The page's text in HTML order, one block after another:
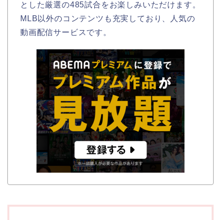
とした厳選の485試合をお楽しみいただけます。
MLB以外のコンテンツも充実しており、人気の
動画配信サービスです。